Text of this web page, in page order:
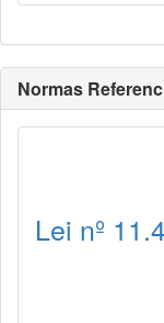
Normas
Lei nº